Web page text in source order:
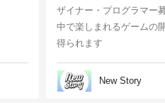
ザイナー・プログラマー
中で楽しまれるゲームの
得られます
New Story